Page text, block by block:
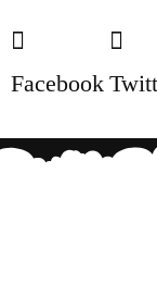
Facebook